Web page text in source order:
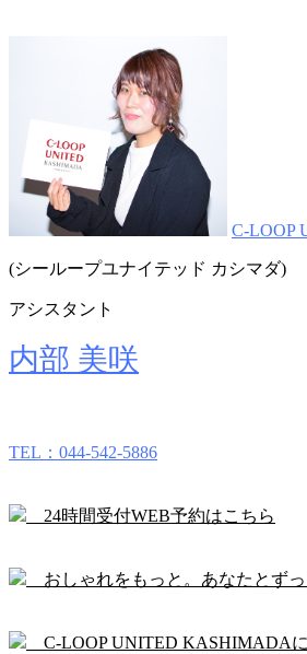
C-LOOP
(シーループユナイテッド カシマダ)
アシスタント
内部 美咲
TEL：044-542-5886
24時間受付WEB予約はこちら
おしゃれをもっと。あなたとずっ
C-LOOP UNITED KASHIMADA